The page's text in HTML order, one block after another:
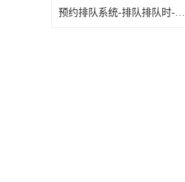
预约排队系统-排队排队时-排动排号系统和排队的使用方法